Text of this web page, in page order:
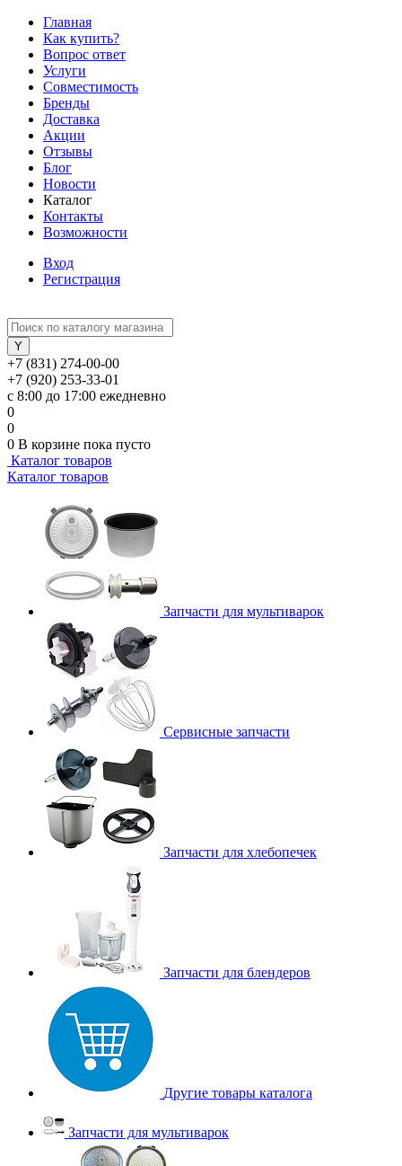
Главная
Как купить?
Вопрос ответ
Услуги
Совместимость
Бренды
Доставка
Акции
Отзывы
Блог
Новости
Каталог
Контакты
Возможности
Вход
Регистрация
+7 (831) 274-00-00
+7 (920) 253-33-01
с 8:00 до 17:00 ежедневно
0
0
0 В корзине пока пусто
Каталог товаров
Каталог товаров
Запчасти для мультиварок
Сервисные запчасти
Запчасти для хлебопечек
Запчасти для блендеров
Другие товары каталога
Запчасти для мультиварок